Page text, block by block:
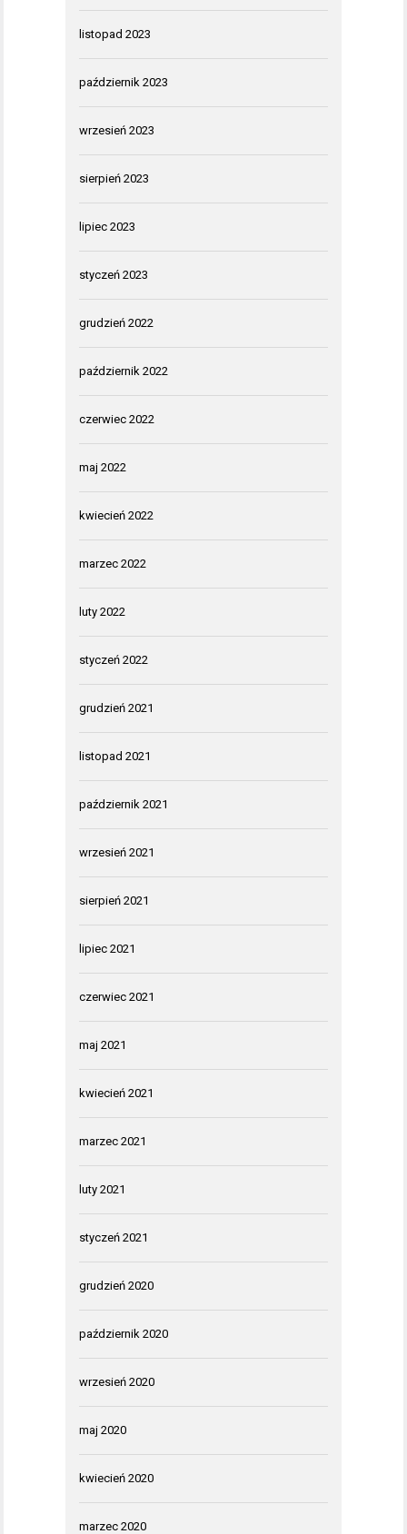
listopad 2023
październik 2023
wrzesień 2023
sierpień 2023
lipiec 2023
styczeń 2023
grudzień 2022
październik 2022
czerwiec 2022
maj 2022
kwiecień 2022
marzec 2022
luty 2022
styczeń 2022
grudzień 2021
listopad 2021
październik 2021
wrzesień 2021
sierpień 2021
lipiec 2021
czerwiec 2021
maj 2021
kwiecień 2021
marzec 2021
luty 2021
styczeń 2021
grudzień 2020
październik 2020
wrzesień 2020
maj 2020
kwiecień 2020
marzec 2020